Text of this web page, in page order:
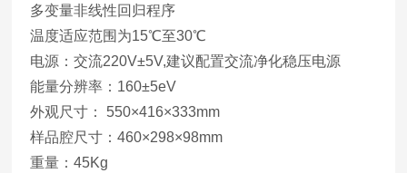
多变量非线性回归程序
温度适应范围为15℃至30℃
电源：交流220V±5V,建议配置交流净化稳压电源
能量分辨率：160±5eV
外观尺寸： 550×416×333mm
样品腔尺寸：460×298×98mm
重量：45Kg